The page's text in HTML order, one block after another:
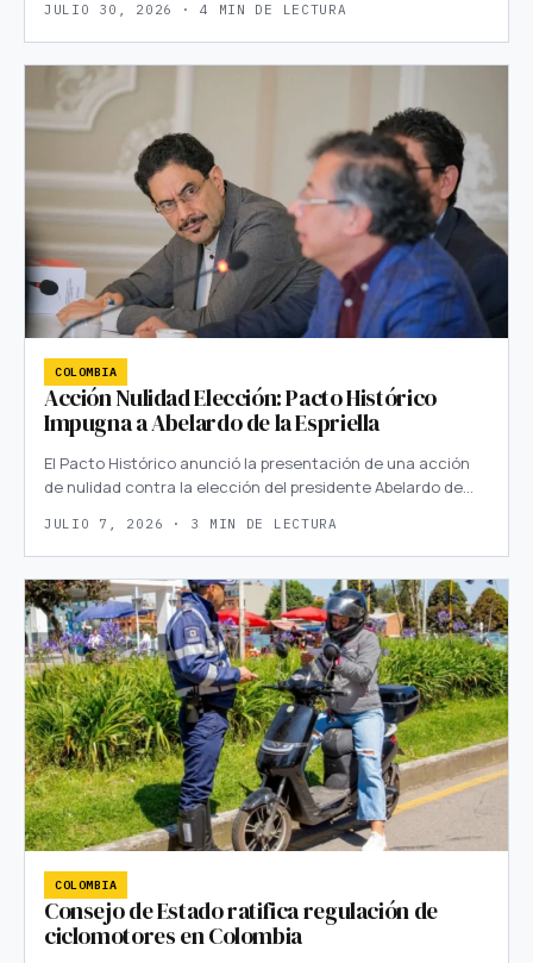
JULIO 30, 2026 · 4 MIN DE LECTURA
COLOMBIA
Acción Nulidad Elección: Pacto Histórico
Impugna a Abelardo de la Espriella
El Pacto Histórico anunció la presentación de una acción
de nulidad contra la elección del presidente Abelardo de…
JULIO 7, 2026 · 3 MIN DE LECTURA
COLOMBIA
Consejo de Estado ratifica regulación de
ciclomotores en Colombia